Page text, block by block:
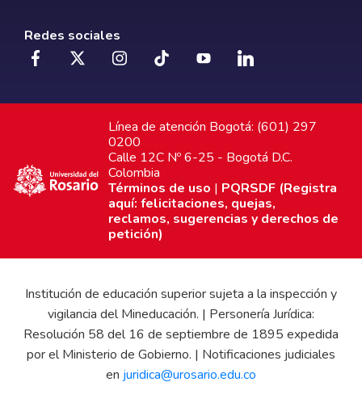
Redes sociales
Línea de atención Bogotá: (601) 297
0200
Calle 12C Nº 6-25 - Bogotá D.C.
Colombia
Términos de uso | PQRSDF (Registra
aquí: felicitaciones, quejas,
reclamos, sugerencias y derechos de
petición)
Institución de educación superior sujeta a la inspección y
vigilancia del Mineducación. | Personería Jurídica:
Resolución 58 del 16 de septiembre de 1895 expedida
por el Ministerio de Gobierno. | Notificaciones judiciales
en juridica@urosario.edu.co